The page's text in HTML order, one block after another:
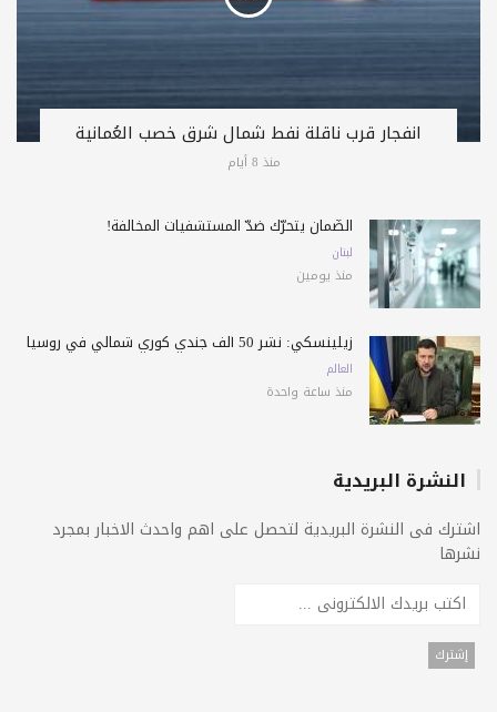
انفجار قرب ناقلة نفط شمال شرق خصب العُمانية
منذ 8 أيام
الضّمان يتحرّك ضدّ المستشفيات المخالفة!
لبنان
منذ يومين
زيلينسكي: نشر 50 ألف جندي كوري شمالي في روسيا
العالم
منذ ساعة واحدة
النشرة البريدية
اشترك فى النشرة البريدية لتحصل على اهم واحدث الاخبار بمجرد
نشرها